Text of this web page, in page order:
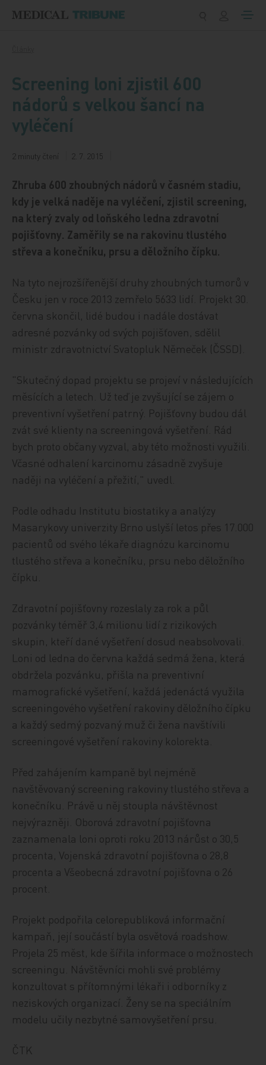
Screening loni zjistil 600
nádorů s velkou šancí na
vyléčení
2 minuty čtení 2. 7. 2015
Zhruba 600 zhoubných nádorů v časném stadiu,
kdy je velká naděje na vyléčení, zjistil screening,
na který zvaly od loňského ledna zdravotní
pojišťovny. Zaměřily se na rakovinu tlustého
střeva a konečníku, prsu a děložního čípku.
Na tyto nejrozšířenější druhy zhoubných tumorů v
Česku jen v roce 2013 zemřelo 5633 lidí. Projekt 30.
června skončil, lidé budou i nadále dostávat
adresné pozvánky od svých pojišťoven, sdělil
ministr zdravotnictví Svatopluk Němeček (ČSSD).
"Skutečný dopad projektu se projeví v následujících
měsících a letech. Už teď je zvyšující se zájem o
preventivní vyšetření patrný. Pojišťovny budou dál
zvát své klienty na screeningová vyšetření. Rád
bych proto občany vyzval, aby této možnosti využili.
Včasné odhalení karcinomu zásadně zvyšuje
naději na vyléčení a přežití," uvedl.
Podle odhadu Institutu biostatiky a analýzy
Masarykovy univerzity Brno uslyší letos přes 17.000
pacientů od svého lékaře diagnózu karcinomu
tlustého střeva a konečníku, prsu nebo děložního
čípku.
Zdravotní pojišťovny rozeslaly za rok a půl
pozvánky téměř 3,4 milionu lidí z rizikových
skupin, kteří dané vyšetření dosud neabsolvovali.
Loni od ledna do června každá sedmá žena, která
obdržela pozvánku, přišla na preventivní
mamografické vyšetření, každá jedenáctá využila
screeningového vyšetření rakoviny děložního čípku
a každý sedmý pozvaný muž či žena navštívili
screeningové vyšetření rakoviny kolorekta.
Před zahájením kampaně byl nejméně
navštěvovaný screening rakoviny tlustého střeva a
konečníku. Právě u něj stoupla návštěvnost
nejvýrazněji. Oborová zdravotní pojišťovna
zaznamenala loni oproti roku 2013 nárůst o 30,5
procenta, Vojenská zdravotní pojišťovna o 28,8
procenta a Všeobecná zdravotní pojišťovna o 26
procent.
Projekt podpořila celorepubliková informační
kampaň, její součástí byla osvětová roadshow.
Projela 25 měst, kde šířila informace o možnostech
screeningu. Návštěvníci mohli své problémy
konzultovat s přítomnými lékaři i odborníky z
neziskových organizací. Ženy se na speciálním
modelu učily nezbytné samovyšetření prsu.
ČTK